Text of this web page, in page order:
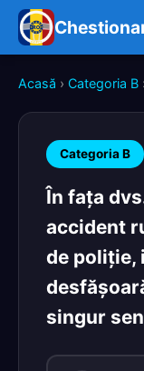
Acasă › Categoria B
Categoria B
În faţa
accident
de poliţie,
singur